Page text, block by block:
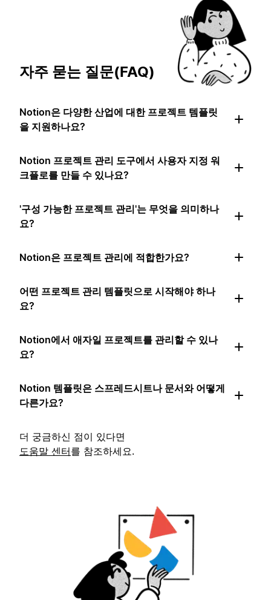
자주 묻는 질문(FAQ)
Notion은 다양한 산업에 대한 프로젝트 템플릿
을 지원하나요?
Notion 프로젝트 관리 도구에서 사용자 지정 워
크플로를 만들 수 있나요?
'구성 가능한 프로젝트 관리'는 무엇을 의미하나
요?
Notion은 프로젝트 관리에 적합한가요?
어떤 프로젝트 관리 템플릿으로 시작해야 하나
요?
Notion에서 애자일 프로젝트를 관리할 수 있나
요?
Notion 템플릿은 스프레드시트나 문서와 어떻게
다른가요?
더 궁금하신 점이 있다면
도움말 센터를 참조하세요.